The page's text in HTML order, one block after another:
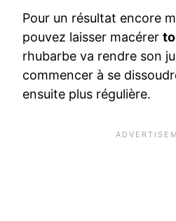
Pour un résultat encore
pouvez laisser macérer
rhubarbe va rendre son
commencer à se
ensuite plus régulière.